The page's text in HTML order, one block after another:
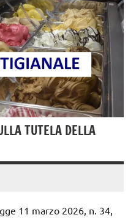
TUTELA DELLA
11 marzo 2026, n. 34,